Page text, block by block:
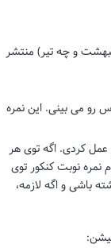
و چه تیر) منتشر
رو می بینی. این نمره
کردی. اگه توی هر
نمره نوبت کنکور توی
باشی و اگه لازمه،